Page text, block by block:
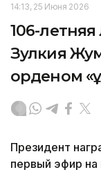
14:13, 25 Июня 2026
106-
Зулкия
орденом
Президент
первый эфир на